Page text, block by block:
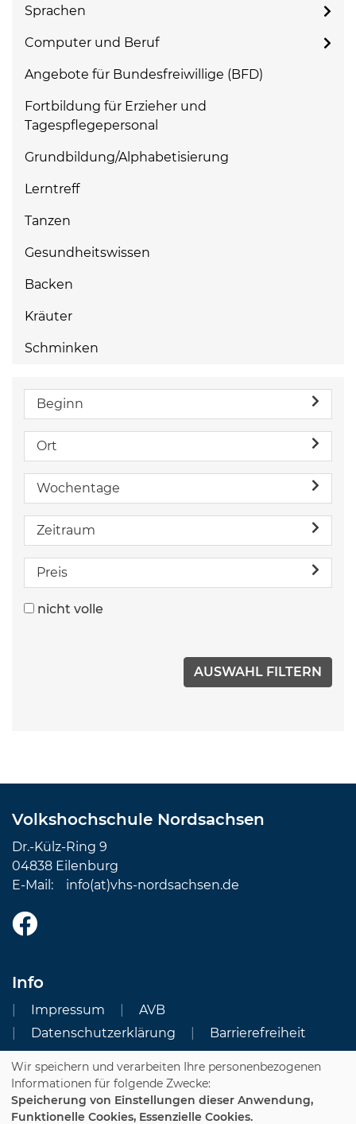
Sprachen
Computer und Beruf
Angebote für Bundesfreiwillige (BFD)
Fortbildung für Erzieher und
Tagespflegepersonal
Grundbildung/Alphabetisierung
Lerntreff
Tanzen
Gesundheitswissen
Backen
Kräuter
Schminken
Beginn
Ort
Wochentage
Zeitraum
Preis
nicht volle
Volkshochschule Nordsachsen
Dr.-Külz-Ring 9
04838 Eilenburg
E-Mail: info(at)vhs-nordsachsen.de
Info
Impressum
AVB
Datenschutzerklärung
Barrierefreiheit
Cookie Einstellungen
Dozenten-Login
Wir speichern und verarbeiten Ihre personenbezogenen
Informationen für folgende Zwecke:
Speicherung von Einstellungen dieser Anwendung,
Funktionelle Cookies, Essenzielle Cookies.